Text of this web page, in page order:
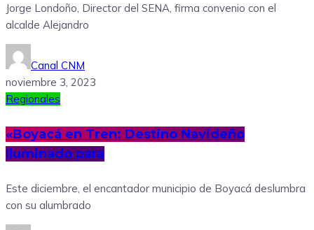
Jorge Londoño, Director del SENA, firma convenio con el
alcalde Alejandro
Canal CNM
noviembre 3, 2023
Regionales
«Boyacá en Tren: Destino Navideño
Iluminado para
Este diciembre, el encantador municipio de Boyacá deslumbra
con su alumbrado